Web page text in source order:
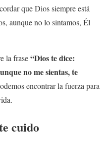
que Dios siempre está
aunque no lo sintamos, Él
la frase“Dios te dice:
no me sientas, te
encontrar la fuerza para
cuido